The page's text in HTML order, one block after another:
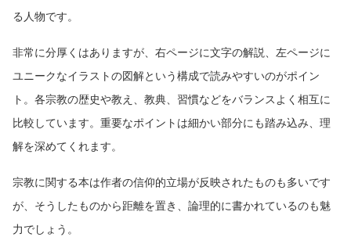
る人物です。
非常に分厚くはありますが、右ページに文字の解説、左ページに
ユニークなイラストの図解という構成で読みやすいのがポイン
ト。各宗教の歴史や教え、教典、習慣などをバランスよく相互に
比較しています。重要なポイントは細かい部分にも踏み込み、理
解を深めてくれます。
宗教に関する本は作者の信仰的立場が反映されたものも多いです
が、そうしたものから距離を置き、論理的に書かれているのも魅
力でしょう。